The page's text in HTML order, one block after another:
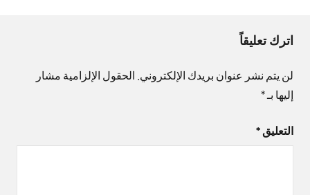
اترك تعليقاً
لن يتم نشر عنوان بريدك الإلكتروني. الحقول الإلزامية مشار
إليها بـ*
التعليق *